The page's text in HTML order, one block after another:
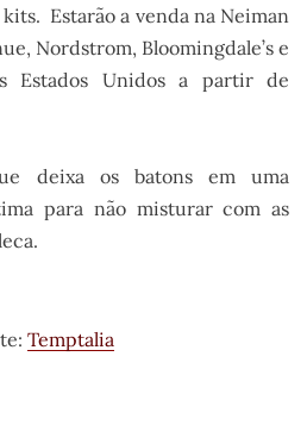
Estarão a venda na Neiman
Nordstrom, Bloomingdale’s e
Estados Unidos a partir de
deixa os batons em uma
para não misturar com as
Temptalia